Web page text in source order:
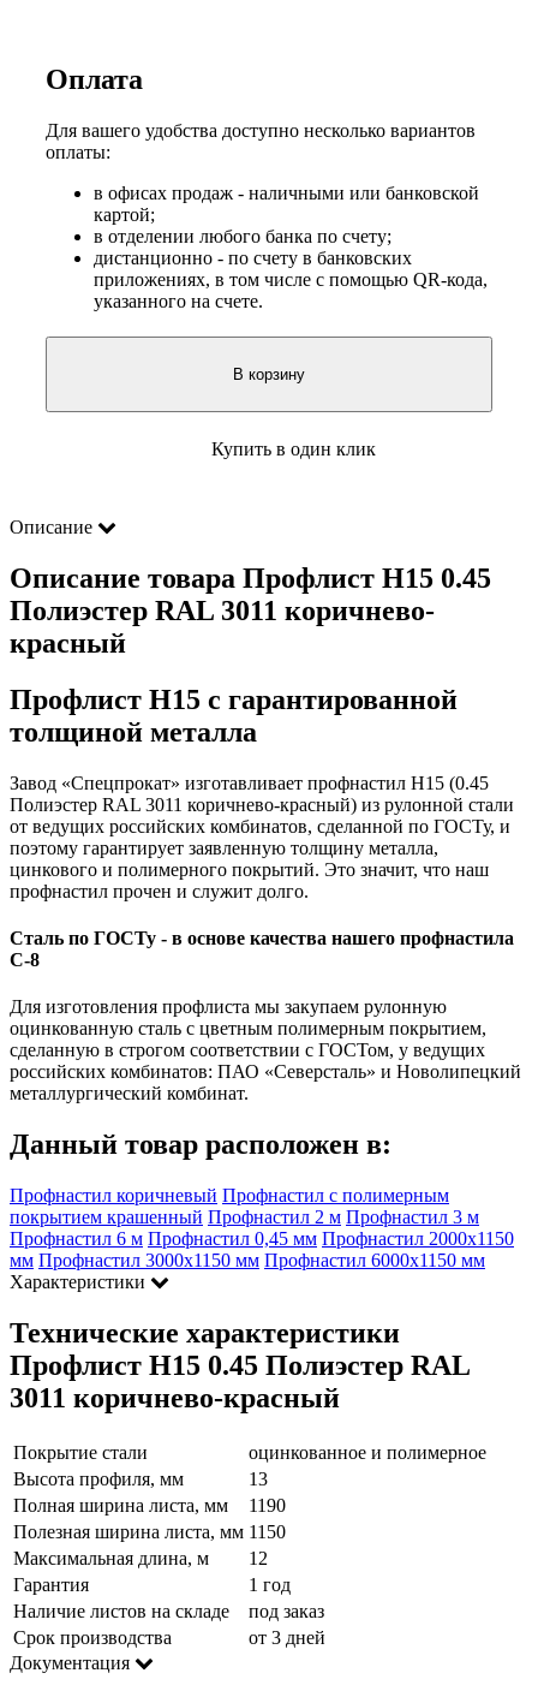
Оплата
Для вашего удобства доступно несколько вариантов
оплаты:
в офисах продаж - наличными или банковской
картой;
в отделении любого банка по счету;
дистанционно - по счету в банковских
приложениях, в том числе с помощью QR-кода,
указанного на счете.
В корзину
Купить в один клик
Описание
Описание товара Профлист Н15 0.45
Полиэстер RAL 3011 коричнево-
красный
Профлист Н15 с гарантированной
толщиной металла
Завод «Спецпрокат» изготавливает профнастил Н15 (0.45
Полиэстер RAL 3011 коричнево-красный) из рулонной стали
от ведущих российских комбинатов, сделанной по ГОСТу, и
поэтому гарантирует заявленную толщину металла,
цинкового и полимерного покрытий. Это значит, что наш
профнастил прочен и служит долго.
Сталь по ГОСТу - в основе качества нашего профнастила
C-8
Для изготовления профлиста мы закупаем рулонную
оцинкованную сталь с цветным полимерным покрытием,
сделанную в строгом соответствии с ГОСТом, у ведущих
российских комбинатов: ПАО «Северсталь» и Новолипецкий
металлургический комбинат.
Данный товар расположен в:
Профнастил коричневый Профнастил с полимерным
покрытием крашенный Профнастил 2 м Профнастил 3 м
Профнастил 6 м Профнастил 0,45 мм Профнастил 2000х1150
мм Профнастил 3000х1150 мм Профнастил 6000х1150 мм
Характеристики
Технические характеристики
Профлист Н15 0.45 Полиэстер RAL
3011 коричнево-красный
Покрытие стали
оцинкованное и полимерное
Высота профиля, мм
13
Полная ширина листа, мм
1190
Полезная ширина листа, мм 1150
Максимальная длина, м
12
Гарантия
1 год
Наличие листов на складе
под заказ
Срок производства
от 3 дней
Документация